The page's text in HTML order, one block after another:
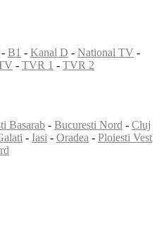
- B1 - Kanal D - National TV -
- TVR 1 - TVR 2
Basarab - Bucuresti Nord - Cluj
- Iasi - Oradea - Ploiesti Vest